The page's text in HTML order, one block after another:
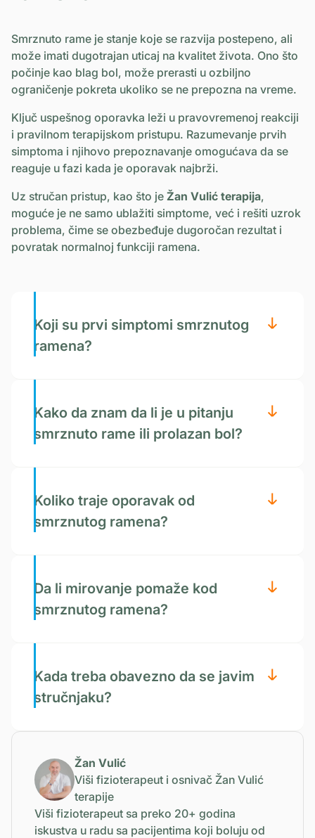
Smrznuto rame je stanje koje se razvija postepeno, ali
može imati dugotrajan uticaj na kvalitet života. Ono što
počinje kao blag bol, može prerasti u ozbiljno
ograničenje pokreta ukoliko se ne prepozna na vreme.
Ključ uspešnog oporavka leži u pravovremenoj reakciji
i pravilnom terapijskom pristupu. Razumevanje prvih
simptoma i njihovo prepoznavanje omogućava da se
reaguje u fazi kada je oporavak najbrži.
Uz stručan pristup, kao što je Žan Vulić terapija,
moguće je ne samo ublažiti simptome, već i rešiti uzrok
problema, čime se obezbeđuje dugoročan rezultat i
povratak normalnoj funkciji ramena.
Koji su prvi simptomi smrznutog
ramena?
Kako da znam da li je u pitanju
smrznuto rame ili prolazan bol?
Koliko traje oporavak od
smrznutog ramena?
Da li mirovanje pomaže kod
smrznutog ramena?
Kada treba obavezno da se javim
stručnjaku?
Žan Vulić
Viši fizioterapeut i osnivač Žan Vulić
terapije
Viši fizioterapeut sa preko 20+ godina
iskustva u radu sa pacijentima koji boluju od